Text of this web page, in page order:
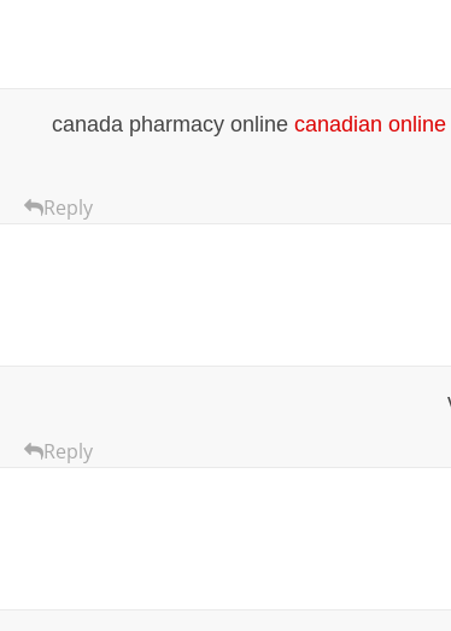
canada pharmacy online canadian
Reply
Reply